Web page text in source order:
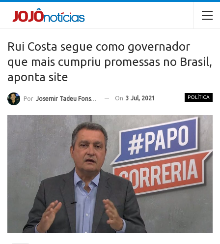
Rui Costa segue como governador
que mais cumpriu promessas no Brasil,
aponta site
POLÍTICA
Por Josemir Tadeu Fonseca On 3 Jul, 2021